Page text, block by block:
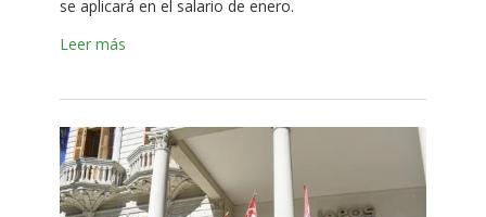
se aplicará en el salario de enero.
Leer más